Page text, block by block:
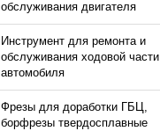
обслуживания двигателя
Инструмент для ремонта и
обслуживания ходовой части
автомобиля
Фрезы для доработки ГБЦ,
борфрезы твердосплавные